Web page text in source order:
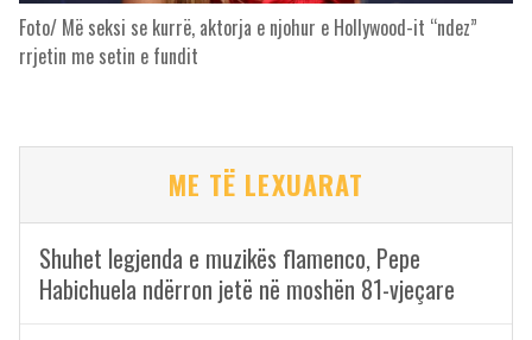
Foto/ Më seksi se kurrë, aktorja e njohur e Hollywood-it “ndez”
rrjetin me setin e fundit
ME TË LEXUARAT
Shuhet legjenda e muzikës flamenco, Pepe
Habichuela ndërron jetë në moshën 81-vjeçare